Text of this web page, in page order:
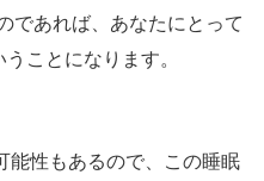
であれば、あなたにとって
ことになります。
能性もあるので、この睡眠